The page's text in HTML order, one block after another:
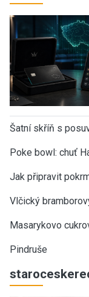
Šatní skříň s
Poke bowl: chuť
Jak připravit
Vlčický
Masarykovo
Pindruše